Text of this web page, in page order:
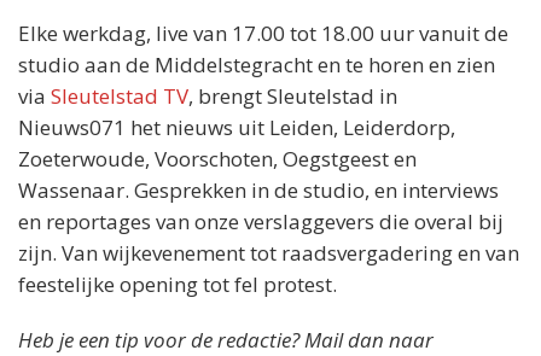
Elke werkdag, live van 17.00 tot 18.00 uur vanuit de
studio aan de Middelstegracht en te horen en zien
via Sleutelstad TV, brengt Sleutelstad in
Nieuws071 het nieuws uit Leiden, Leiderdorp,
Zoeterwoude, Voorschoten, Oegstgeest en
Wassenaar. Gesprekken in de studio, en interviews
en reportages van onze verslaggevers die overal bij
zijn. Van wijkevenement tot raadsvergadering en van
feestelijke opening tot fel protest.
Heb je een tip voor de redactie? Mail dan naar